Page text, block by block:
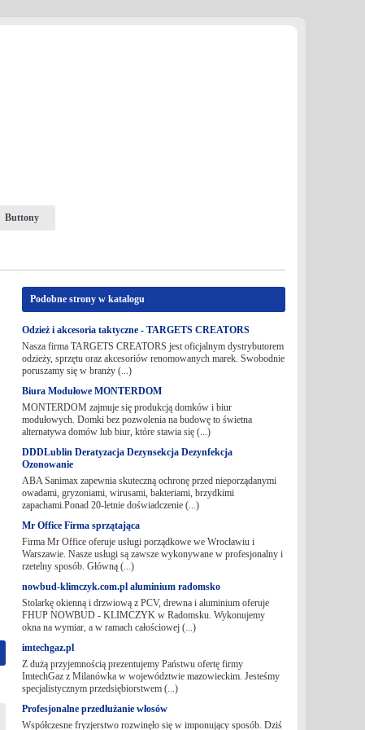
Buttony
Podobne strony w katalogu
Odzież i akcesoria taktyczne - TARGETS CREATORS
Nasza firma TARGETS CREATORS jest oficjalnym dystrybutorem
odzieży, sprzętu oraz akcesoriów renomowanych marek. Swobodnie
poruszamy się w branży (...)
Biura Modułowe MONTERDOM
MONTERDOM zajmuje się produkcją domków i biur
modułowych. Domki bez pozwolenia na budowę to świetna
alternatywa domów lub biur, które stawia się (...)
DDDLublin Deratyzacja Dezynsekcja Dezynfekcja
Ozonowanie
ABA Sanimax zapewnia skuteczną ochronę przed nieporządanymi
owadami, gryzoniami, wirusami, bakteriami, brzydkimi
zapachami.Ponad 20-letnie doświadczenie (...)
Mr Office Firma sprzątająca
Firma Mr Office oferuje usługi porządkowe we Wrocławiu i
Warszawie. Nasze usługi są zawsze wykonywane w profesjonalny i
rzetelny sposób. Główną (...)
nowbud-klimczyk.com.pl aluminium radomsko
Stolarkę okienną i drzwiową z PCV, drewna i aluminium oferuje
FHUP NOWBUD - KLIMCZYK w Radomsku. Wykonujemy
okna na wymiar, a w ramach całościowej (...)
imtechgaz.pl
Z dużą przyjemnością prezentujemy Państwu ofertę firmy
ImtechGaz z Milanówka w województwie mazowieckim. Jesteśmy
specjalistycznym przedsiębiorstwem (...)
Profesjonalne przedłużanie włosów
Współczesne fryzjerstwo rozwinęło się w imponujący sposób. Dziś